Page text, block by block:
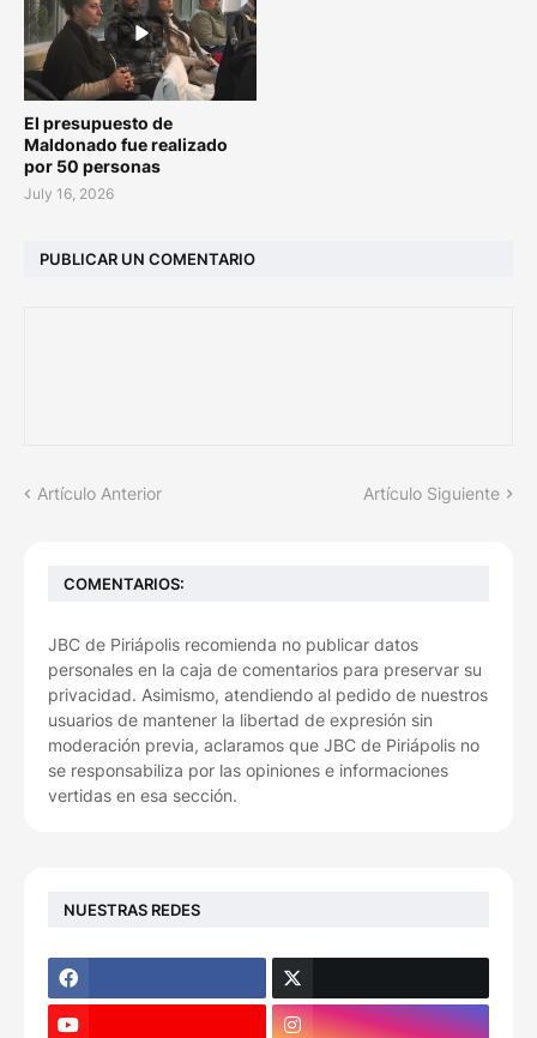
El presupuesto de
Maldonado fue realizado
por 50 personas
July 16, 2026
PUBLICAR UN COMENTARIO
Artículo Anterior Artículo Siguiente
COMENTARIOS:
JBC de Piriápolis recomienda no publicar datos
personales en la caja de comentarios para preservar su
privacidad. Asimismo, atendiendo al pedido de nuestros
usuarios de mantener la libertad de expresión sin
moderación previa, aclaramos que JBC de Piriápolis no
se responsabiliza por las opiniones e informaciones
vertidas en esa sección.
NUESTRAS REDES